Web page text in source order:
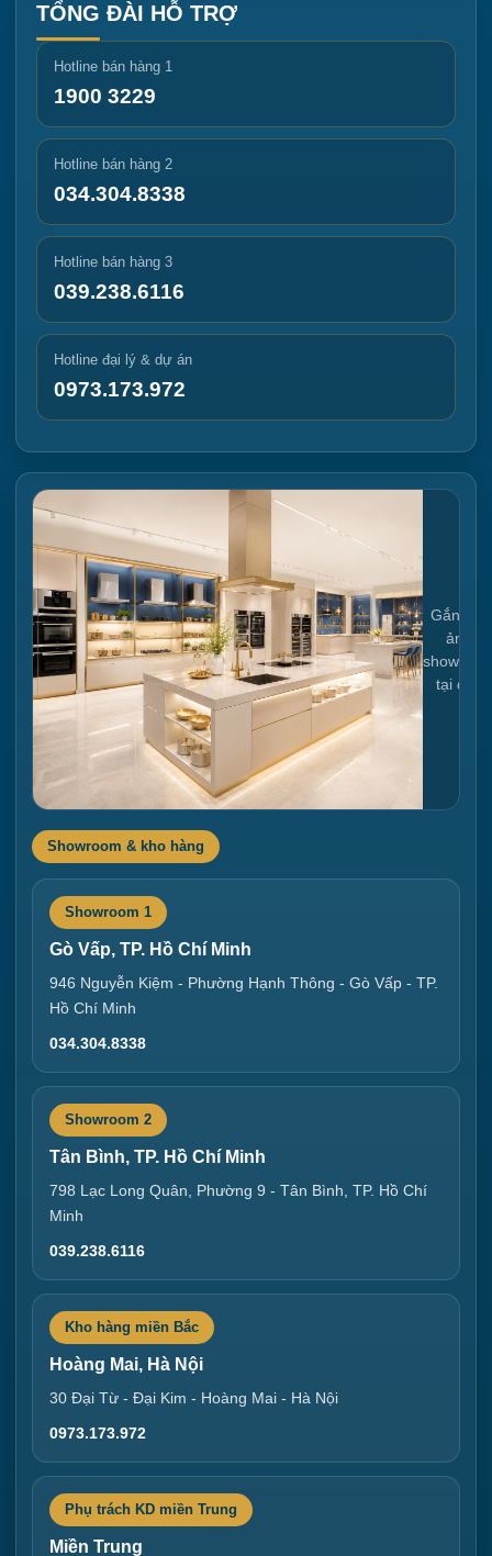
TỔNG ĐÀI HỖ TRỢ
Hotline bán hàng 1
1900 3229
Hotline bán hàng 2
034.304.8338
Hotline bán hàng 3
039.238.6116
Hotline đại lý & dự án
0973.173.972
Gắn link
ảnh
tại đây
Showroom & kho hàng
Showroom 1
Gò Vấp, TP. Hồ Chí Minh
946 Nguyễn Kiệm - Phường Hạnh Thông - Gò Vấp - TP.
Hồ Chí Minh
034.304.8338
Showroom 2
Tân Bình, TP. Hồ Chí Minh
798 Lạc Long Quân, Phường 9 - Tân Bình, TP. Hồ Chí
Minh
039.238.6116
Kho hàng miền Bắc
Hoàng Mai, Hà Nội
30 Đại Từ - Đại Kim - Hoàng Mai - Hà Nội
0973.173.972
Phụ trách KD miền Trung
Miền Trung